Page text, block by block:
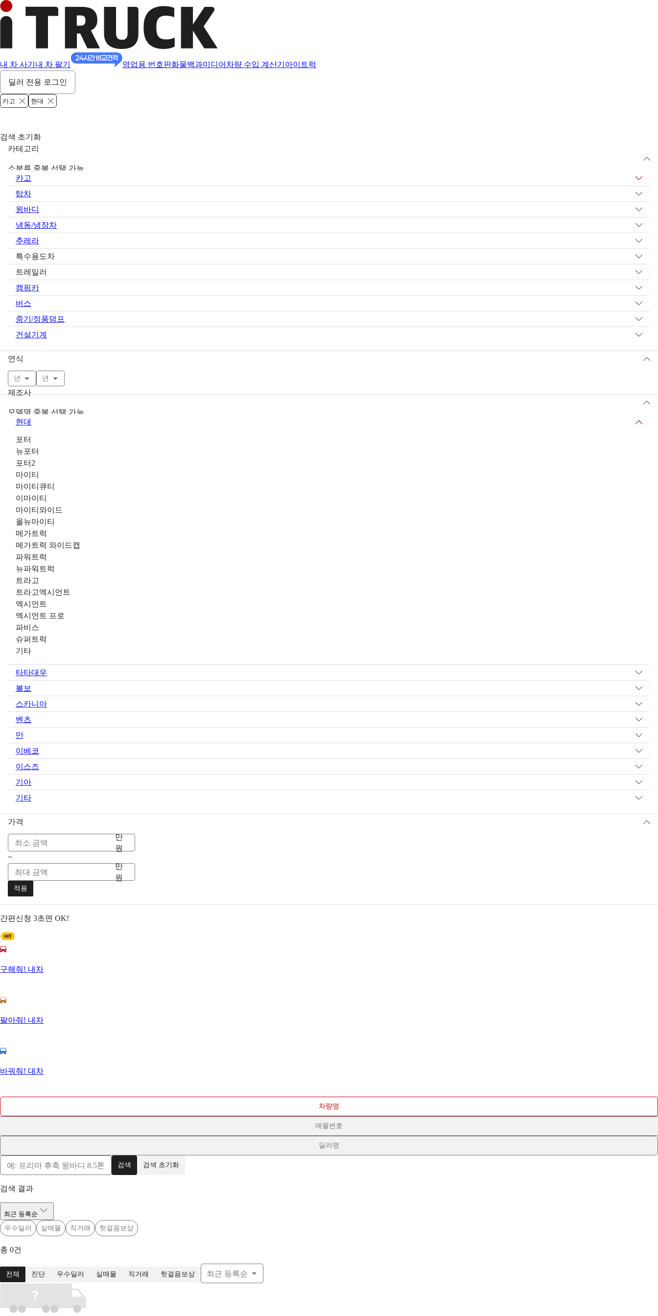
내 차 사기 내 차 팔기 영업용 번호판화물백과미디어 차량 수입 계산기 아이트럭
딜러 전용 로그인
카고 현대
검색 초기화
카테고리
소분류 중복 선택 가능
카고
탑차
윙바디
냉동/냉장차
추레라
특수용도차
트레일러
캠핑카
버스
중기/정품덤프
건설기계
연식
년 년
제조사
모델명 중복 선택 가능
현대
포터
뉴포터
포터2
마이티
마이티큐티
이마이티
마이티와이드
올뉴마이티
메가트럭
메가트럭 와이드캡
파워트럭
뉴파워트럭
트라고
트라고엑시언트
엑시언트
엑시언트 프로
파비스
슈퍼트럭
기타
타타대우
볼보
스카니아
벤츠
만
이베코
이스즈
기아
기타
가격
만
원
~
만
원
적용
간편신청 3초면 OK!
구해줘! 내차
팔아줘! 내차
바꿔줘! 대차
차량명
매물번호
딜러명
검색 검색 초기화
검색 결과
최근 등록순
우수딜러
실매물 직거래 헛걸음보상
총 0건
전체 진단 우수딜러 실매물 직거래 헛걸음보상 최근 등록순